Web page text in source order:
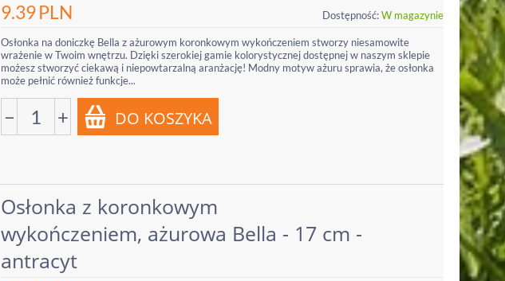
9.39PLN Dostępność:W magazynie
Osłonka na doniczkę Bella z ażurowym koronkowym wykończeniem stworzy niesamowite
wrażenie w Twoim wnętrzu. Dzięki szerokiej gamie kolorystycznej dostępnej w naszym sklepie
możesz stworzyć ciekawą i niepowtarzalną aranżację! Modny motyw ażuru sprawia, że osłonka
może pełnić również funkcje...
− +
Osłonka z koronkowym
wykończeniem, ażurowa Bella - 17 cm -
antracyt